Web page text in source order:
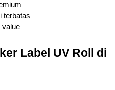
terbatas
value
Label UV Roll di